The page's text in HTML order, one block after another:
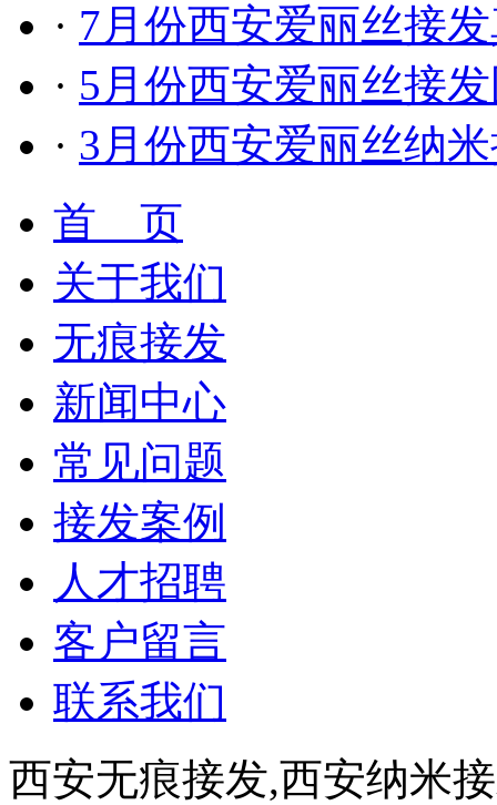
· 7月份西安爱丽丝接
· 5月份西安爱丽丝接
· 3月份西安爱丽丝纳
首 页
关于我们
无痕接发
新闻中心
常见问题
接发案例
人才招聘
客户留言
联系我们
西安无痕接发,西安纳米